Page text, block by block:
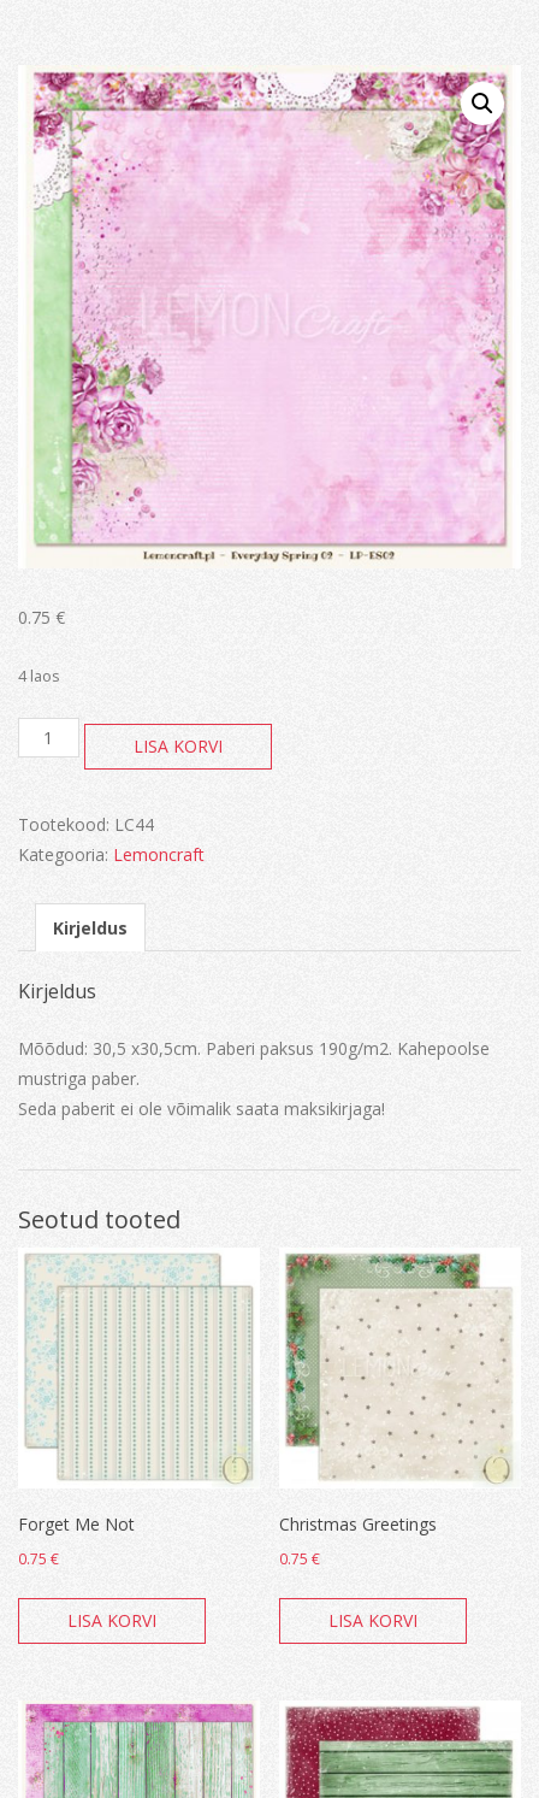
0.75 €
4 laos
Everyday
spring
LISA KORVI
Tootekood: LC44
Kategooria: Lemoncraft
Kirjeldus
Kirjeldus
Mõõdud: 30,5 x30,5cm. Paberi paksus 190g/m2. Kahepoolse
mustriga paber.
Seda paberit ei ole võimalik saata maksikirjaga!
Seotud tooted
Forget Me Not
0.75 €
LISA KORVI
Christmas Greetings
0.75€
LISA KORVI